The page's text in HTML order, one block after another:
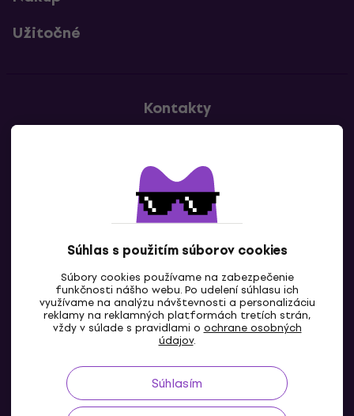
Súhlas s použitím súborov cookies
Súbory cookies používame na zabezpečenie
funkčnosti nášho webu. Po udelení súhlasu ich
využívame na analýzu návštevnosti a personalizáciu
reklamy na reklamných platformách tretích strán,
vždy v súlade s pravidlami o ochrane osobných
údajov.
Súhlasím
Užitočné
Kontakty
SK